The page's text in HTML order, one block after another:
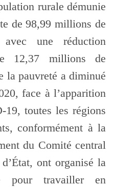
rurale démunie
de 98,99 millions de
une réduction
12,37 millions de
la pauvreté a diminué
face à l’apparition
19, toutes les régions
conformément à la
du Comité central
ont organisé la
pour travailler en